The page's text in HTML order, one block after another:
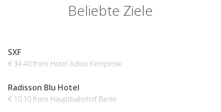
Beliebte Ziele
SXF
€ 34.40 from Hotel Adlon Kempinski
Radisson Blu Hotel
€ 10.10 from Hauptbahnhof Berlin